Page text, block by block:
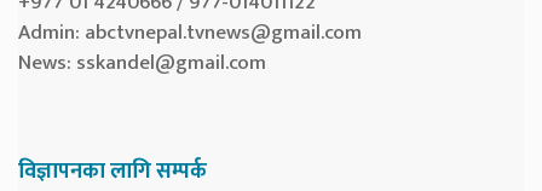
Admin: abctvnepal.tvnews@gmail.com
News: sskandel@gmail.com
विज्ञापनका लागि सम्पर्क